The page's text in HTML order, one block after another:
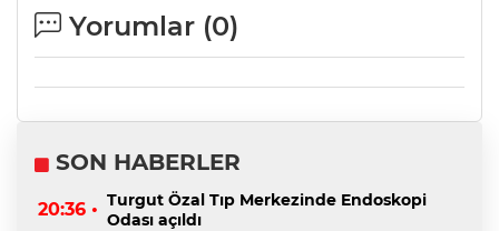
Yorumlar (0)
SON HABERLER
20:36 • Turgut Özal Tıp Merkezinde Endoskopi
Odası açıldı